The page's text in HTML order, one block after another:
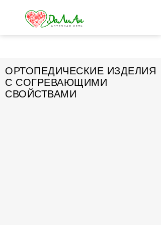
ОРТОПЕДИЧЕСКИЕ ИЗДЕЛИЯ
С СОГРЕВАЮЩИМИ
СВОЙСТВАМИ